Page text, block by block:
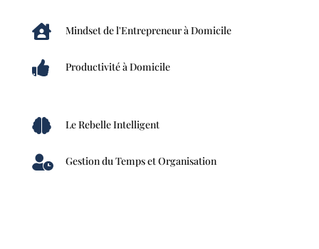
 Mindset de l'Entrepreneur à Domicile
 Productivité à Domicile
 Le Rebelle Intelligent
 Gestion du Temps et Organisation